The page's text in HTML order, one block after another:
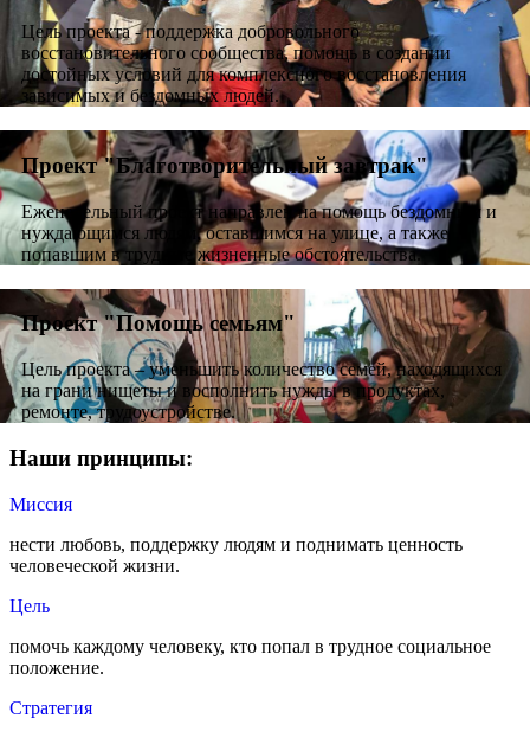
Цель проекта - поддержка добровольного
восстановительного сообщества, помощь в создании
достойных условий для комплексного восстановления
зависимых и бездомных людей.
Проект "Благотворительный завтрак"
Еженедельный проект направлен на помощь бездомным и
нуждающимся людям, оставшимся на улице, а также
попавшим в трудные жизненные обстоятельства.
Проект "Помощь семьям"
Цель проекта – уменьшить количество семей, находящихся
на грани нищеты и восполнить нужды в продуктах,
ремонте, трудоустройстве.
Наши принципы:
Миссия
нести любовь, поддержку людям и поднимать ценность
человеческой жизни.
Цель
помочь каждому человеку, кто попал в трудное социальное
положение.
Стратегия